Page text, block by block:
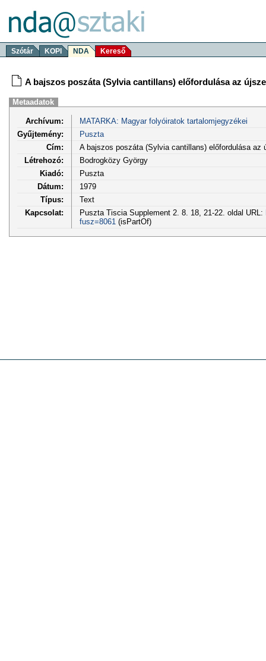
Szótár KOPI NDA Kereső
A bajszos poszáta (Sylvia cantillans) előfordulása az
Metaadatok
Archívum:
MATARKA: Magyar folyóiratok tartalomjegyzékei
Gyűjtemény:
Puszta
Cím:
A bajszos poszáta (Sylvia cantillans) előfordulása az
Létrehozó:
Bodrogközy György
Kiadó:
Puszta
Dátum:
1979
Típus:
Text
Kapcsolat:
Puszta Tiscia Supplement 2. 8. 18, 21-22. oldal URL:
fusz=8061 (isPartOf)